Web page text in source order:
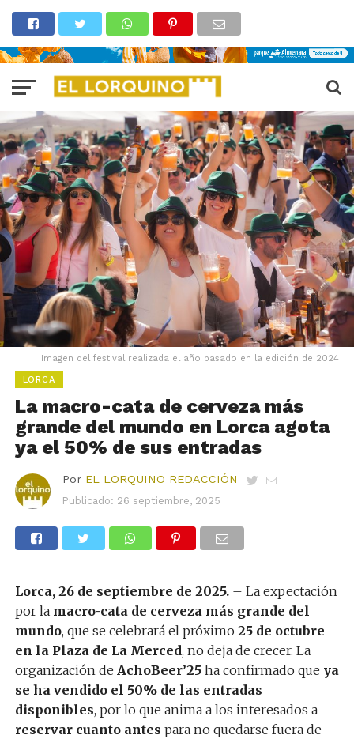
Imagen del festival realizada el año pasado en la edición de 2024
LORCA
La macro-cata de cerveza más
grande del mundo en Lorca agota
ya el 50% de sus entradas
Por EL LORQUINO REDACCIÓN
Publicado: 26 septiembre, 2025
Lorca, 26 de septiembre de 2025.– La expectación
por la macro-cata de cerveza más grande del
mundo, que se celebrará el próximo 25 de octubre
en la Plaza de La Merced, no deja de crecer. La
organización de AchoBeer’25ha confirmado que ya
se ha vendido el 50% de las entradas
disponibles, por lo que anima a los interesados a
reservar cuanto antes para no quedarse fuera de